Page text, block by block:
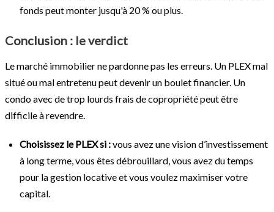
fonds peut monter jusqu'à 20 % ou plus.
Conclusion : le verdict
Le marché immobilier ne pardonne pas les erreurs. Un PLEX mal
situé ou mal entretenu peut devenir un boulet financier. Un
condo avec de trop lourds frais de copropriété peut être
difficile à revendre.
Choisissez le PLEX si :vous avez une vision d’investissement
à long terme, vous êtes débrouillard, vous avez du temps
pour la gestion locative et vous voulez maximiser votre
capital.